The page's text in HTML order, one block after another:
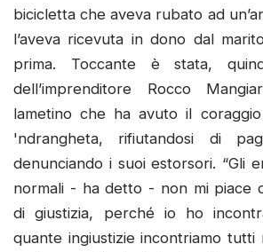
bicicletta che aveva rubato ad
l’aveva ricevuta in dono dal
prima. Toccante è stata,
dell’imprenditore Rocco
lametino che ha avuto il
'ndrangheta, rifiutandosi di
denunciando i suoi estorsori. “Gli
normali - ha detto - non mi piace
di giustizia, perché io ho
quante ingiustizie incontriamo tutti